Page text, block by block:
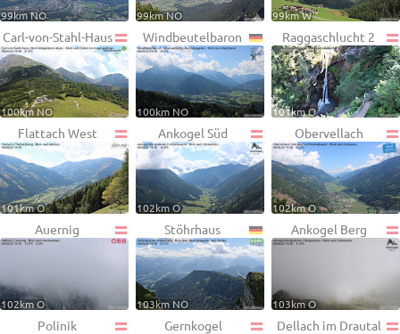
99km NO 99km NO 99km W
Carl-von-Stahl-Haus
100km NO
Windbeutelbaron
100km NO
Raggaschlucht 2
101km O
Flattach West
101km O
Ankogel Süd
102km O
Obervellach
102km O
Auernig
102km O
Stöhrhaus
103km NO
Ankogel Berg
103km O
Polinik Gernkogel Dellach im Drautal